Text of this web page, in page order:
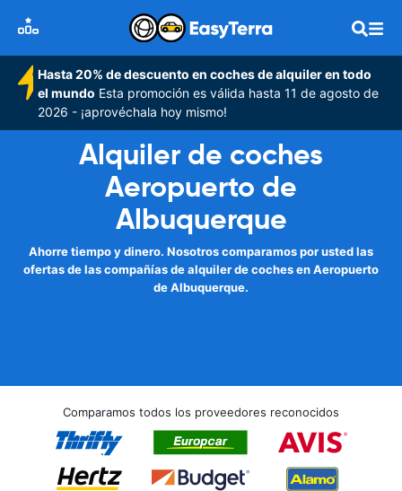
Hasta 20% de descuento en coches de alquiler en todo
el mundo Esta promoción es válida hasta 11 de agosto de
2026 - ¡aprovéchala hoy mismo!
Alquiler de coches
Aeropuerto de
Albuquerque
Ahorre tiempo y dinero. Nosotros comparamos por usted las
ofertas de las compañías de alquiler de coches en Aeropuerto
de Albuquerque.
Comparamos todos los proveedores reconocidos